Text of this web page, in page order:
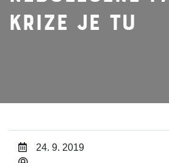
KRIZE JE TU
24. 9. 2019